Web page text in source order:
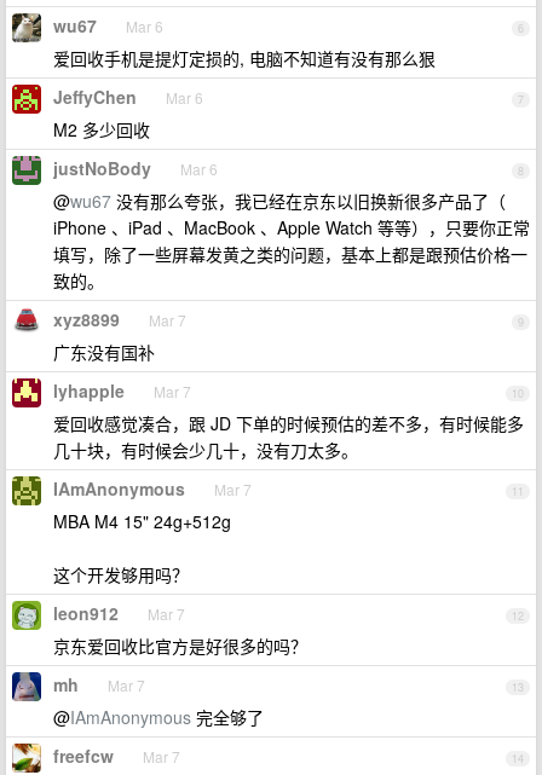
6
wu67 Mar 6
爱回收手机是提灯定损的, 电脑不知道有没有那么狠
7
JeffyChen Mar 6
M2 多少回收
8
justNoBody Mar 6
@wu67 没有那么夸张，我已经在京东以旧换新很多产品了（
iPhone 、iPad 、MacBook 、Apple Watch 等等），只要你正常
填写，除了一些屏幕发黄之类的问题，基本上都是跟预估价格一
致的。
9
xyz8899 Mar 7
广东没有国补
10
lyhapple Mar 7
爱回收感觉凑合，跟 JD 下单的时候预估的差不多，有时候能多
几十块，有时候会少几十，没有刀太多。
11
IAmAnonymous Mar 7
MBA M4 15" 24g+512g
这个开发够用吗？
12
leon912 Mar 7
京东爱回收比官方是好很多的吗？
13
mh Mar 7
@IAmAnonymous 完全够了
14
freefcw Mar 7